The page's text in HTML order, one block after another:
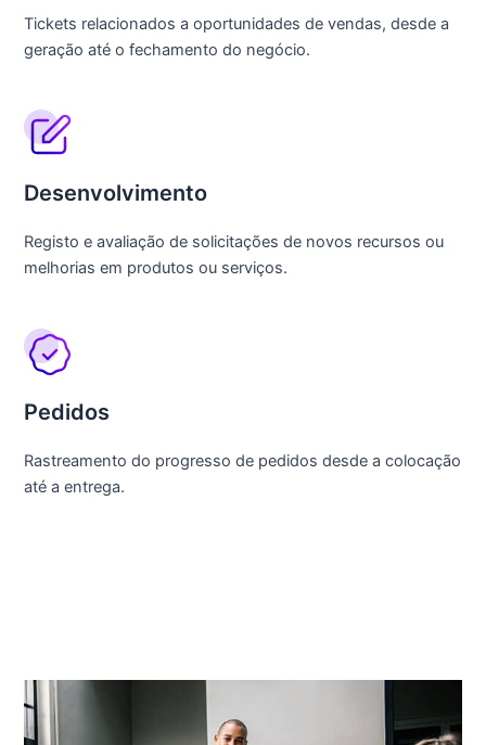
Tickets relacionados a oportunidades de vendas, desde a
geração até o fechamento do negócio.
Desenvolvimento
Registo e avaliação de solicitações de novos recursos ou
melhorias em produtos ou serviços.
Pedidos
Rastreamento do progresso de pedidos desde a colocação
até a entrega.